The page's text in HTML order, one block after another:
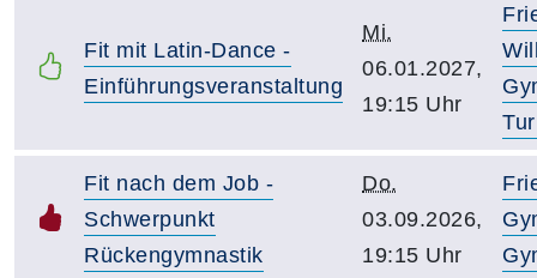
Fit mit Latin-Dance -
Einführungsveranstaltung
Mi.
06.01.2027,
19:15 Uhr
Fit nach dem Job -
Schwerpunkt
Rückengymnastik
Do.
03.09.2026,
19:15 Uhr